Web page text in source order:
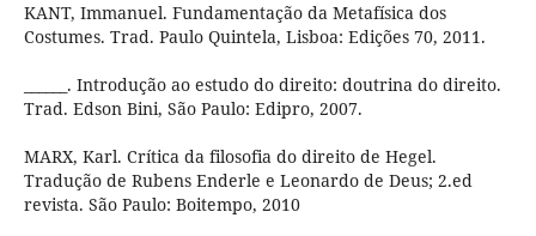
KANT, Immanuel. Fundamentação da Metafísica dos
Costumes. Trad. Paulo Quintela, Lisboa: Edições 70, 2011.
______. Introdução ao estudo do direito: doutrina do direito.
Trad. Edson Bini, São Paulo: Edipro, 2007.
MARX, Karl. Crítica da filosofia do direito de Hegel.
Tradução de Rubens Enderle e Leonardo de Deus; 2.ed
revista. São Paulo: Boitempo, 2010